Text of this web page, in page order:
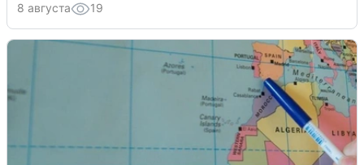
8 августа 19